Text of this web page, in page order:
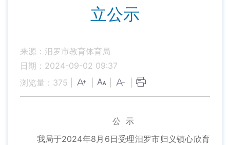
立公示
来源：汨罗市教育体育局
日期：2024-09-02 09:37
浏览量： 375
公 示
我局于2024年8月6日受理汨罗市归义镇心欣育